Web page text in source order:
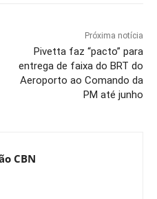
Próxima notícia
Pivetta faz “pacto” para
entrega de faixa do BRT do
Aeroporto ao Comando da
PM até junho
CBN